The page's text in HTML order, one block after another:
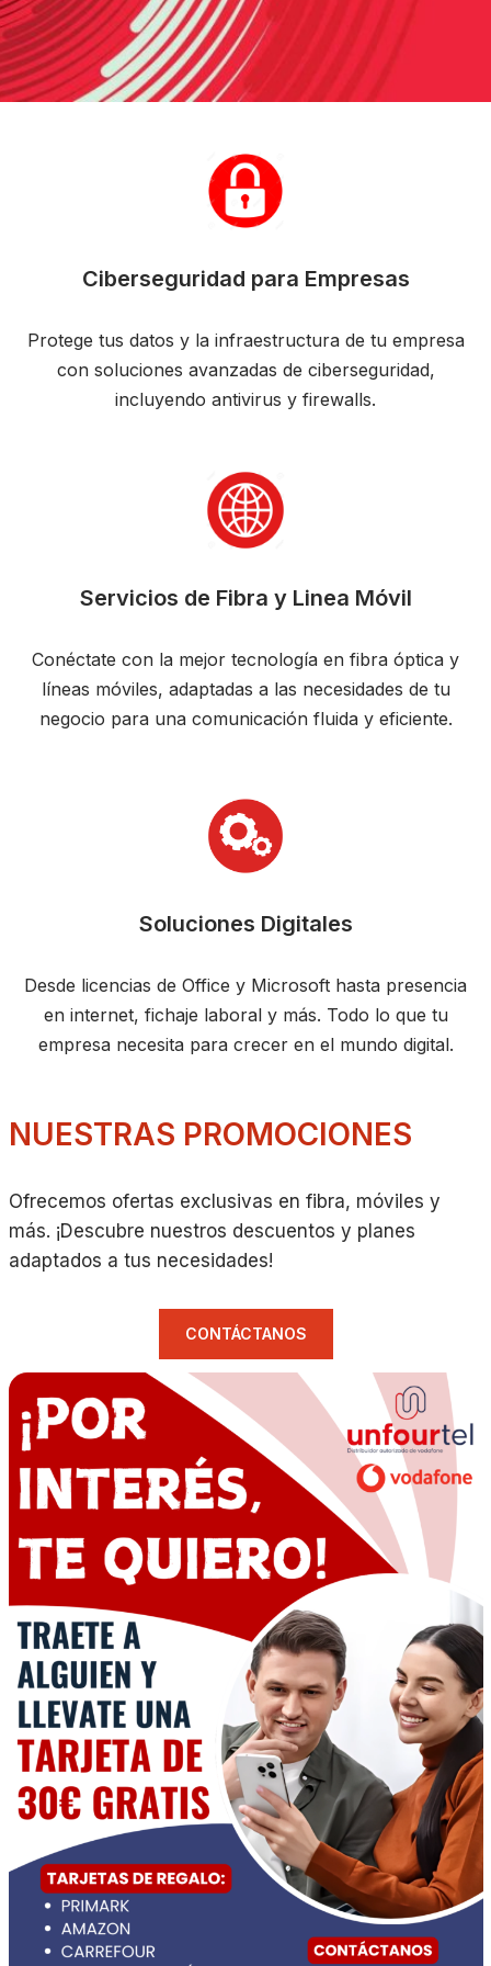
Ciberseguridad para Empresas
Protege tus datos y la infraestructura de tu empresa
con soluciones avanzadas de ciberseguridad,
incluyendo antivirus y firewalls.
Servicios de Fibra y Linea Móvil
Conéctate con la mejor tecnología en fibra óptica y
líneas móviles, adaptadas a las necesidades de tu
negocio para una comunicación fluida y eficiente.
Soluciones Digitales
Desde licencias de Office y Microsoft hasta presencia
en internet, fichaje laboral y más. Todo lo que tu
empresa necesita para crecer en el mundo digital.
NUESTRAS PROMOCIONES
Ofrecemos ofertas exclusivas en fibra, móviles y
más. ¡Descubre nuestros descuentos y planes
adaptados a tus necesidades!
CONTÁCTANOS